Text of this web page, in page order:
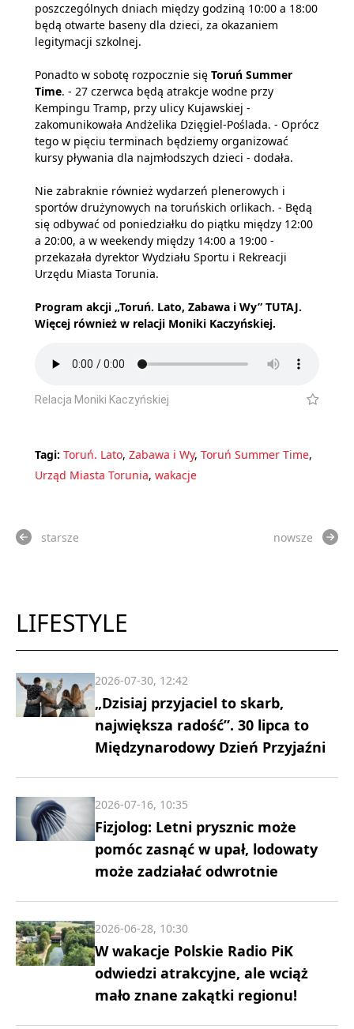
poszczególnych dniach między godziną 10:00 a 18:00
będą otwarte baseny dla dzieci, za okazaniem
legitymacji szkolnej.
Ponadto w sobotę rozpocznie się Toruń Summer
Time. - 27 czerwca będą atrakcje wodne przy
Kempingu Tramp, przy ulicy Kujawskiej -
zakomunikowała Andżelika Dzięgiel-Poślada. - Oprócz
tego w pięciu terminach będziemy organizować
kursy pływania dla najmłodszych dzieci - dodała.
Nie zabraknie również wydarzeń plenerowych i
sportów drużynowych na toruńskich orlikach. - Będą
się odbywać od poniedziałku do piątku między 12:00
a 20:00, a w weekendy między 14:00 a 19:00 -
przekazała dyrektor Wydziału Sportu i Rekreacji
Urzędu Miasta Torunia.
Program akcji „Toruń. Lato, Zabawa i Wy” TUTAJ.
Więcej również w relacji Moniki Kaczyńskiej.
Relacja Moniki Kaczyńskiej
Tagi: Toruń. Lato, Zabawa i Wy, Toruń Summer Time,
Urząd Miasta Torunia, wakacje
starsze nowsze
LIFESTYLE
„Dzisiaj przyjaciel to skarb,
największa radość”. 30 lipca to
Międzynarodowy Dzień Przyjaźni
2026-07-30, 12:42
Fizjolog: Letni prysznic może
pomóc zasnąć w upał, lodowaty
może zadziałać odwrotnie
2026-07-16, 10:35
W wakacje Polskie Radio PiK
odwiedzi atrakcyjne, ale wciąż
mało znane zakątki regionu!
2026-06-28, 10:30